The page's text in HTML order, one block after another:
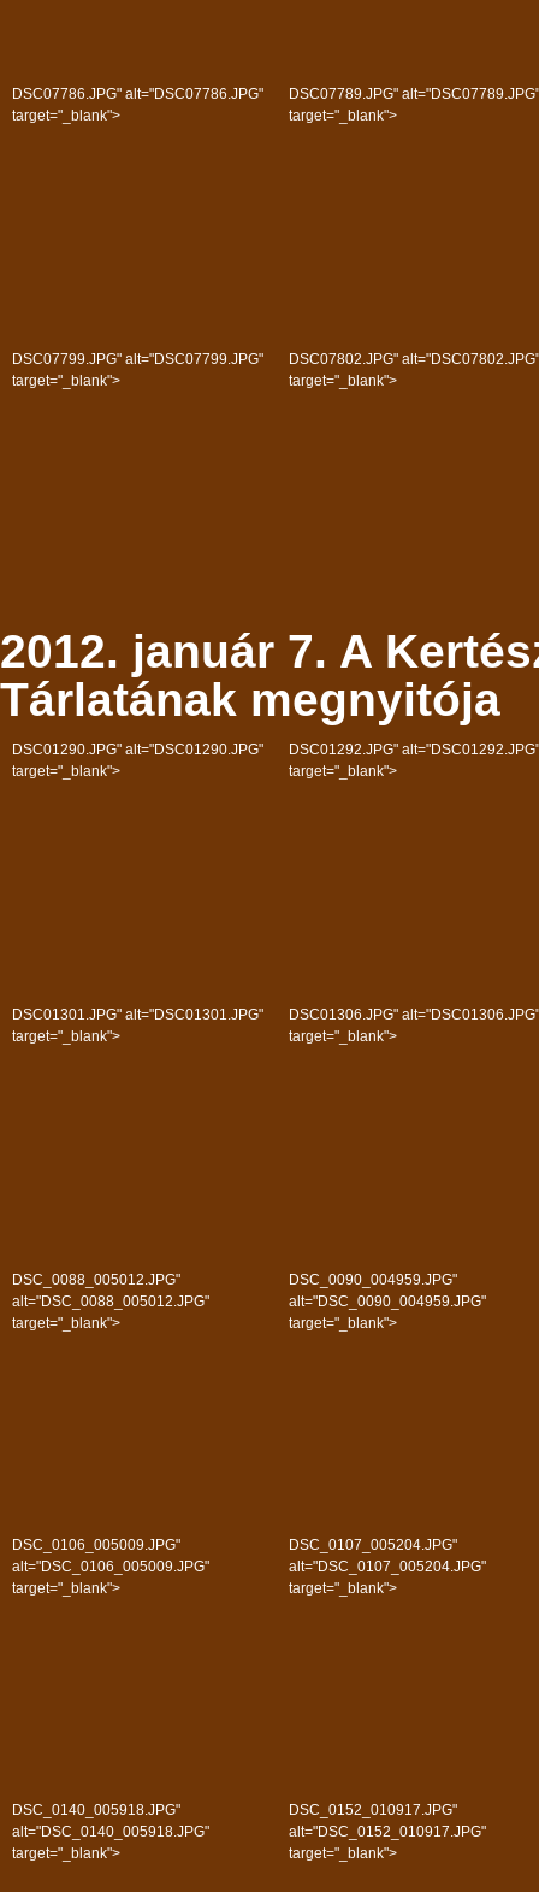
DSC07786.JPG" alt="DSC07786.JPG"
target="_blank">
DSC07789.JPG" alt="DSC07789.JPG"
target="_blank">
DSC07799.JPG" alt="DSC07799.JPG"
target="_blank">
DSC07802.JPG" alt="DSC07802.JPG"
target="_blank">
2012. január 7. A
Tárlatának megnyitója
DSC01290.JPG" alt="DSC01290.JPG"
target="_blank">
DSC01292.JPG" alt="DSC01292.JPG"
target="_blank">
DSC01301.JPG" alt="DSC01301.JPG"
target="_blank">
DSC01306.JPG" alt="DSC01306.JPG"
target="_blank">
DSC_0088_005012.JPG"
alt="DSC_0088_005012.JPG"
target="_blank">
DSC_0090_004959.JPG"
alt="DSC_0090_004959.JPG"
target="_blank">
DSC_0106_005009.JPG"
alt="DSC_0106_005009.JPG"
target="_blank">
DSC_0107_005204.JPG"
alt="DSC_0107_005204.JPG"
target="_blank">
DSC_0140_005918.JPG"
alt="DSC_0140_005918.JPG"
target="_blank">
DSC_0152_010917.JPG"
alt="DSC_0152_010917.JPG"
target="_blank">